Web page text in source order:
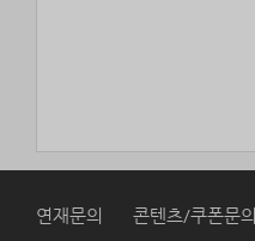
연재문의 콘텐츠/쿠폰문의